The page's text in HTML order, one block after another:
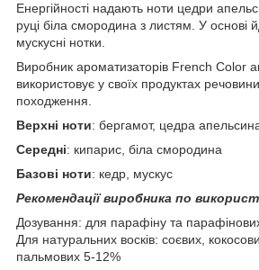
Енергійності надають ноти цедри
руці біла смородина з листям. У основі
мускусні нотки.
Виробник ароматизаторів French Color
використовує у своїх продуктах
походження.
Верхні ноти: бергамот, цедра
Середні: кипарис, біла смородина
Базові ноти: кедр, мускус
Рекомендації виробника по
Дозування: для парафіну та
Для натуральних восків: соєвих,
пальмових 5-12%